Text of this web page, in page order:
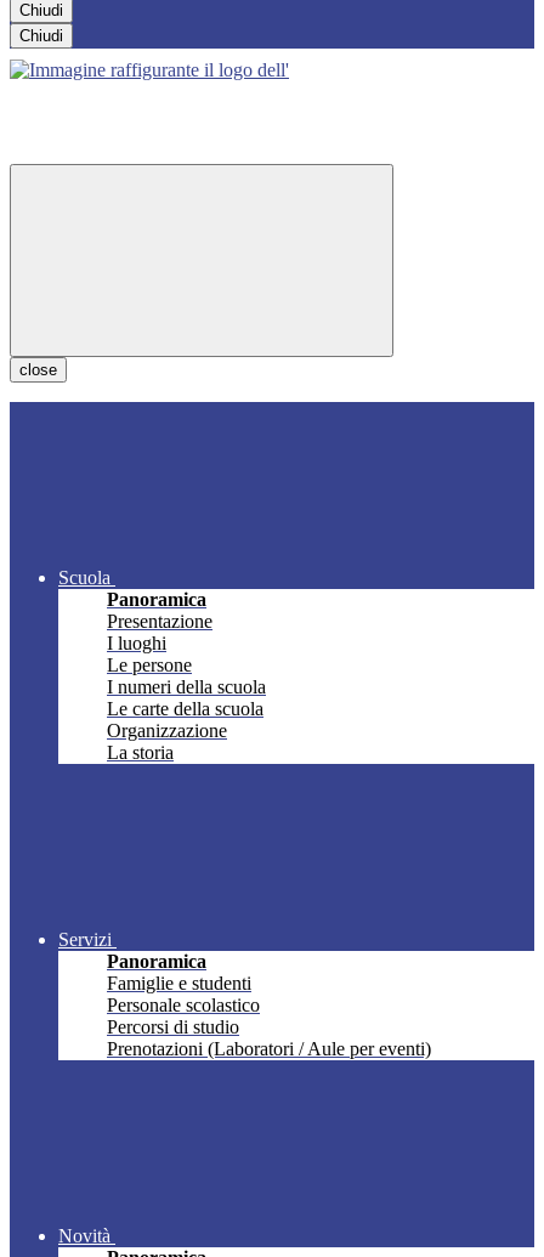
Chiudi
Chiudi
close
Scuola
Panoramica
Presentazione
I luoghi
Le persone
I numeri della scuola
Le carte della scuola
Organizzazione
La storia
Servizi
Panoramica
Famiglie e studenti
Personale scolastico
Percorsi di studio
Prenotazioni (Laboratori / Aule per eventi)
Novità